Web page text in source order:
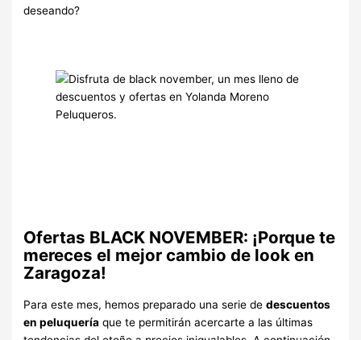
deseando?
Ofertas BLACK NOVEMBER: ¡Porque te
mereces el mejor cambio de look en
Zaragoza!
Para este mes, hemos preparado una serie dedescuentos
en peluquería que te permitirán acercarte a las últimas